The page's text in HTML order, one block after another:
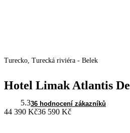
Turecko, Turecká riviéra - Belek
Hotel Limak Atlantis
5.336 hodnocení zákazníků
44 390 Kč36 590 Kč